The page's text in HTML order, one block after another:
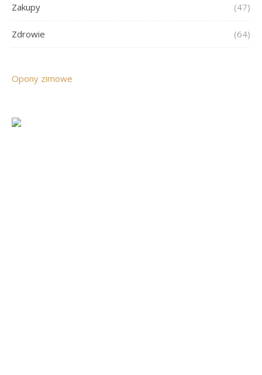
Zakupy (47)
Zdrowie (64)
Opony zimowe